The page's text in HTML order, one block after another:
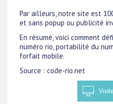
Par ailleurs, notre site est
et sans popup ou publicité
En résumé, voici comment
numéro rio, portabilité du
forfait mobile.
Source : code-rio.net